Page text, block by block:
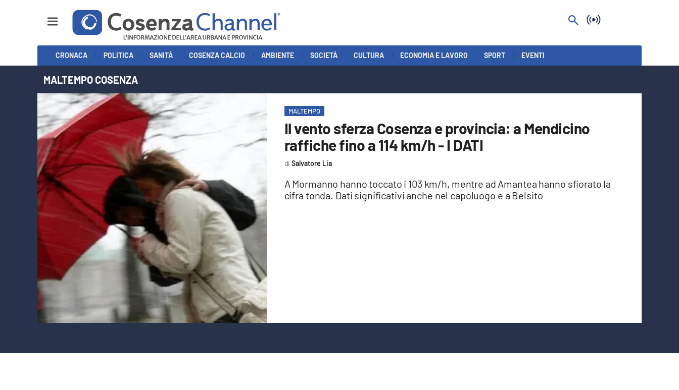
Cronaca
Cosenza Calcio
Economia e Lavoro
Italia Mondo
Streaming
CRONACA POLITICA SANITÀ COSENZA CALCIO AMBIENTE SOCIETÀ CULTURA ECONOMIA E LAVORO SPORT EVENTI
MALTEMPO COSENZA
MALTEMPO
Il vento sferza Cosenza e provincia: a Mendicino
raffiche fino a 114 km/h - I DATI
A Mormanno hanno toccato i 103 km/h, mentre ad Amantea hanno sfiorato la
cifra tonda. Dati significativi anche nel capoluogo e a Belsito
Salvatore Lia